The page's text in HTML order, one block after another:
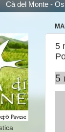
Cà del Monte -
5
5